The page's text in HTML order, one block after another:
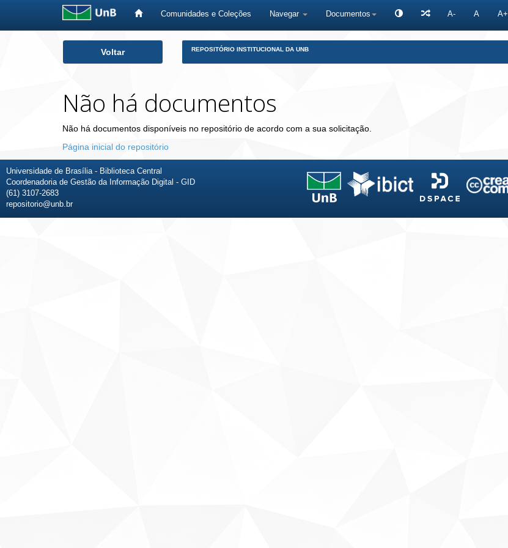
Comunidades e Coleções Navegar Documentos A- A A+
Voltar REPOSITÓRIO INSTITUCIONAL DA UNB
Não há documentos
Não há documentos disponíveis no repositório de acordo com a sua solicitação.
Página inicial do repositório
Universidade de Brasília - Biblioteca Central
Coordenadoria de Gestão da Informação Digital - GID
(61) 3107-2683
repositorio@unb.br